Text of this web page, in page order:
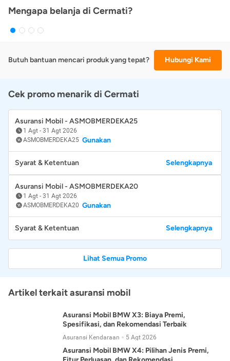
Mengapa belanja di Cermati?
Butuh bantuan mencari produk yang tepat? Hubungi Kami
Cek promo menarik di Cermati
Asuransi Mobil - ASMOBMERDEKA25
1 Agt - 31 Agt 2026
ASMOBMERDEKA25 Gunakan
Syarat & Ketentuan Selengkapnya
Asuransi Mobil - ASMOBMERDEKA20
1 Agt - 31 Agt 2026
ASMOBMERDEKA20 Gunakan
Syarat & Ketentuan Selengkapnya
Lihat Semua Promo
Artikel terkait asuransi mobil
Asuransi Mobil BMW X3: Biaya Premi,
Spesifikasi, dan Rekomendasi Terbaik
Asuransi Kendaraan 5 Agt 2026
Asuransi Mobil BMW X4: Pilihan Jenis Premi,